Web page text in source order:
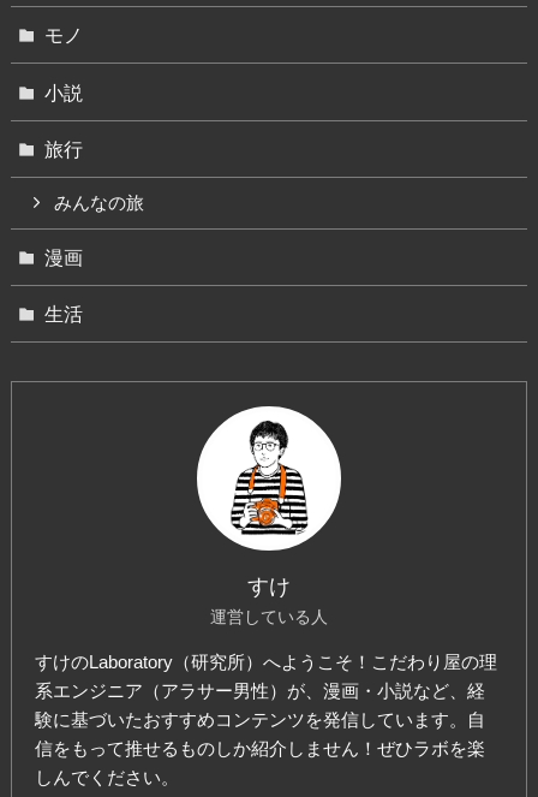
モノ
小説
旅行
みんなの旅
漫画
生活
すけ
運営している人
すけのLaboratory（研究所）へようこそ！こだわり屋の理
系エンジニア（アラサー男性）が、漫画・小説など、経
験に基づいたおすすめコンテンツを発信しています。自
信をもって推せるものしか紹介しません！ぜひラボを楽
しんでください。